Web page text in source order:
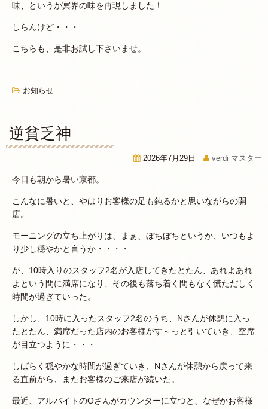
味、というか冥界の味を再現しました！
しらんけど・・・
こちらも、是非お試し下さいませ。
お知らせ
逆貧乏神
2026年7月29日 verdi マスター
今日も朝から暑い京都。
こんなに暑いと、やはりお客様の足も鈍るかと思いながらの開
店。
モーニングの立ち上がりは、まぁ、ぼちぼちというか、いつもよ
り少し穏やかと言うか・・・・
が、10時入りのスタッフ2名が入店してきたとたん、あれよあれ
よという間に満席になり、その後も落ち着く間もなく慌ただしく
時間が過ぎていった。
しかし、10時に入ったスタッフ2名のうち、Nさんが休憩に入っ
たとたん、満席だった店内のお客様がす～っと引いていき、空席
が目立つように・・・
しばらく穏やかな時間が過ぎていき、Nさんが休憩から戻って来
る直前から、またお客様のご来店が続いた。
最近、アルバイトのOさんがカウンターに立つと、なぜかお客様